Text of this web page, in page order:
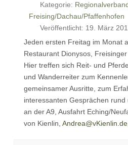
Kategorie:
Freising/Dachau/Pfaffenhofen
Veröffentlicht: 19. März
Jeden ersten Freitag im Monat
Restaurant Dionysos,
Hier treffen sich Reit- und
und Wanderreiter zum
gemeinsamer Ausritte, zum
interessanten Gesprächen
an der A9, Ausfahrt Eching/
von Kienlin, Andrea@vKienlin.de